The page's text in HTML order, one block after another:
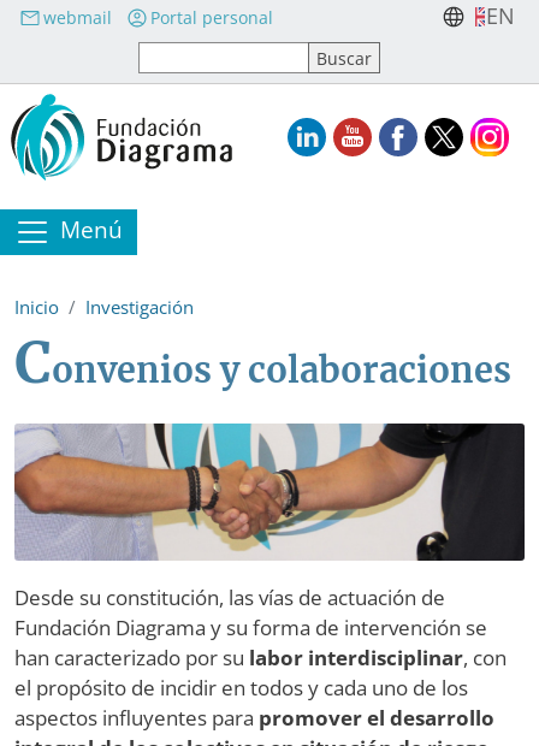
Pasar al contenido principal
webmail Portal personal EN
Menú
Inicio Investigación
Convenios y colaboraciones
Desde su constitución, las vías de actuación de
Fundación Diagrama y su forma de intervención se
han caracterizado por su labor interdisciplinar, con
el propósito de incidir en todos y cada uno de los
aspectos influyentes para promover el desarrollo